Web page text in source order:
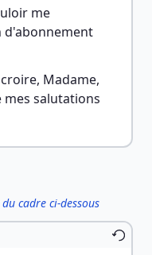
me
d'abonnement
Madame,
mes salutations
cadre ci-dessous